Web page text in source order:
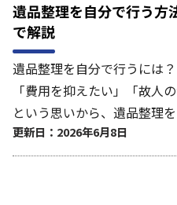
遺品整理を自分で行う方
で解説
遺品整理を自分で行うには
「費用を抑えたい」「故人
という思いから、遺品整理
更新日：2026年6月8日